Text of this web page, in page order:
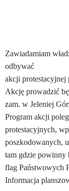
Zawiadamiam
odbywać
akcji protestacyjnej
Akcję prowadzić
zam. w Jeleniej
Program akcji
protestacyjnych,
poszkodowanych,
tam gdzie powinny
flag Państwowych
Informacja